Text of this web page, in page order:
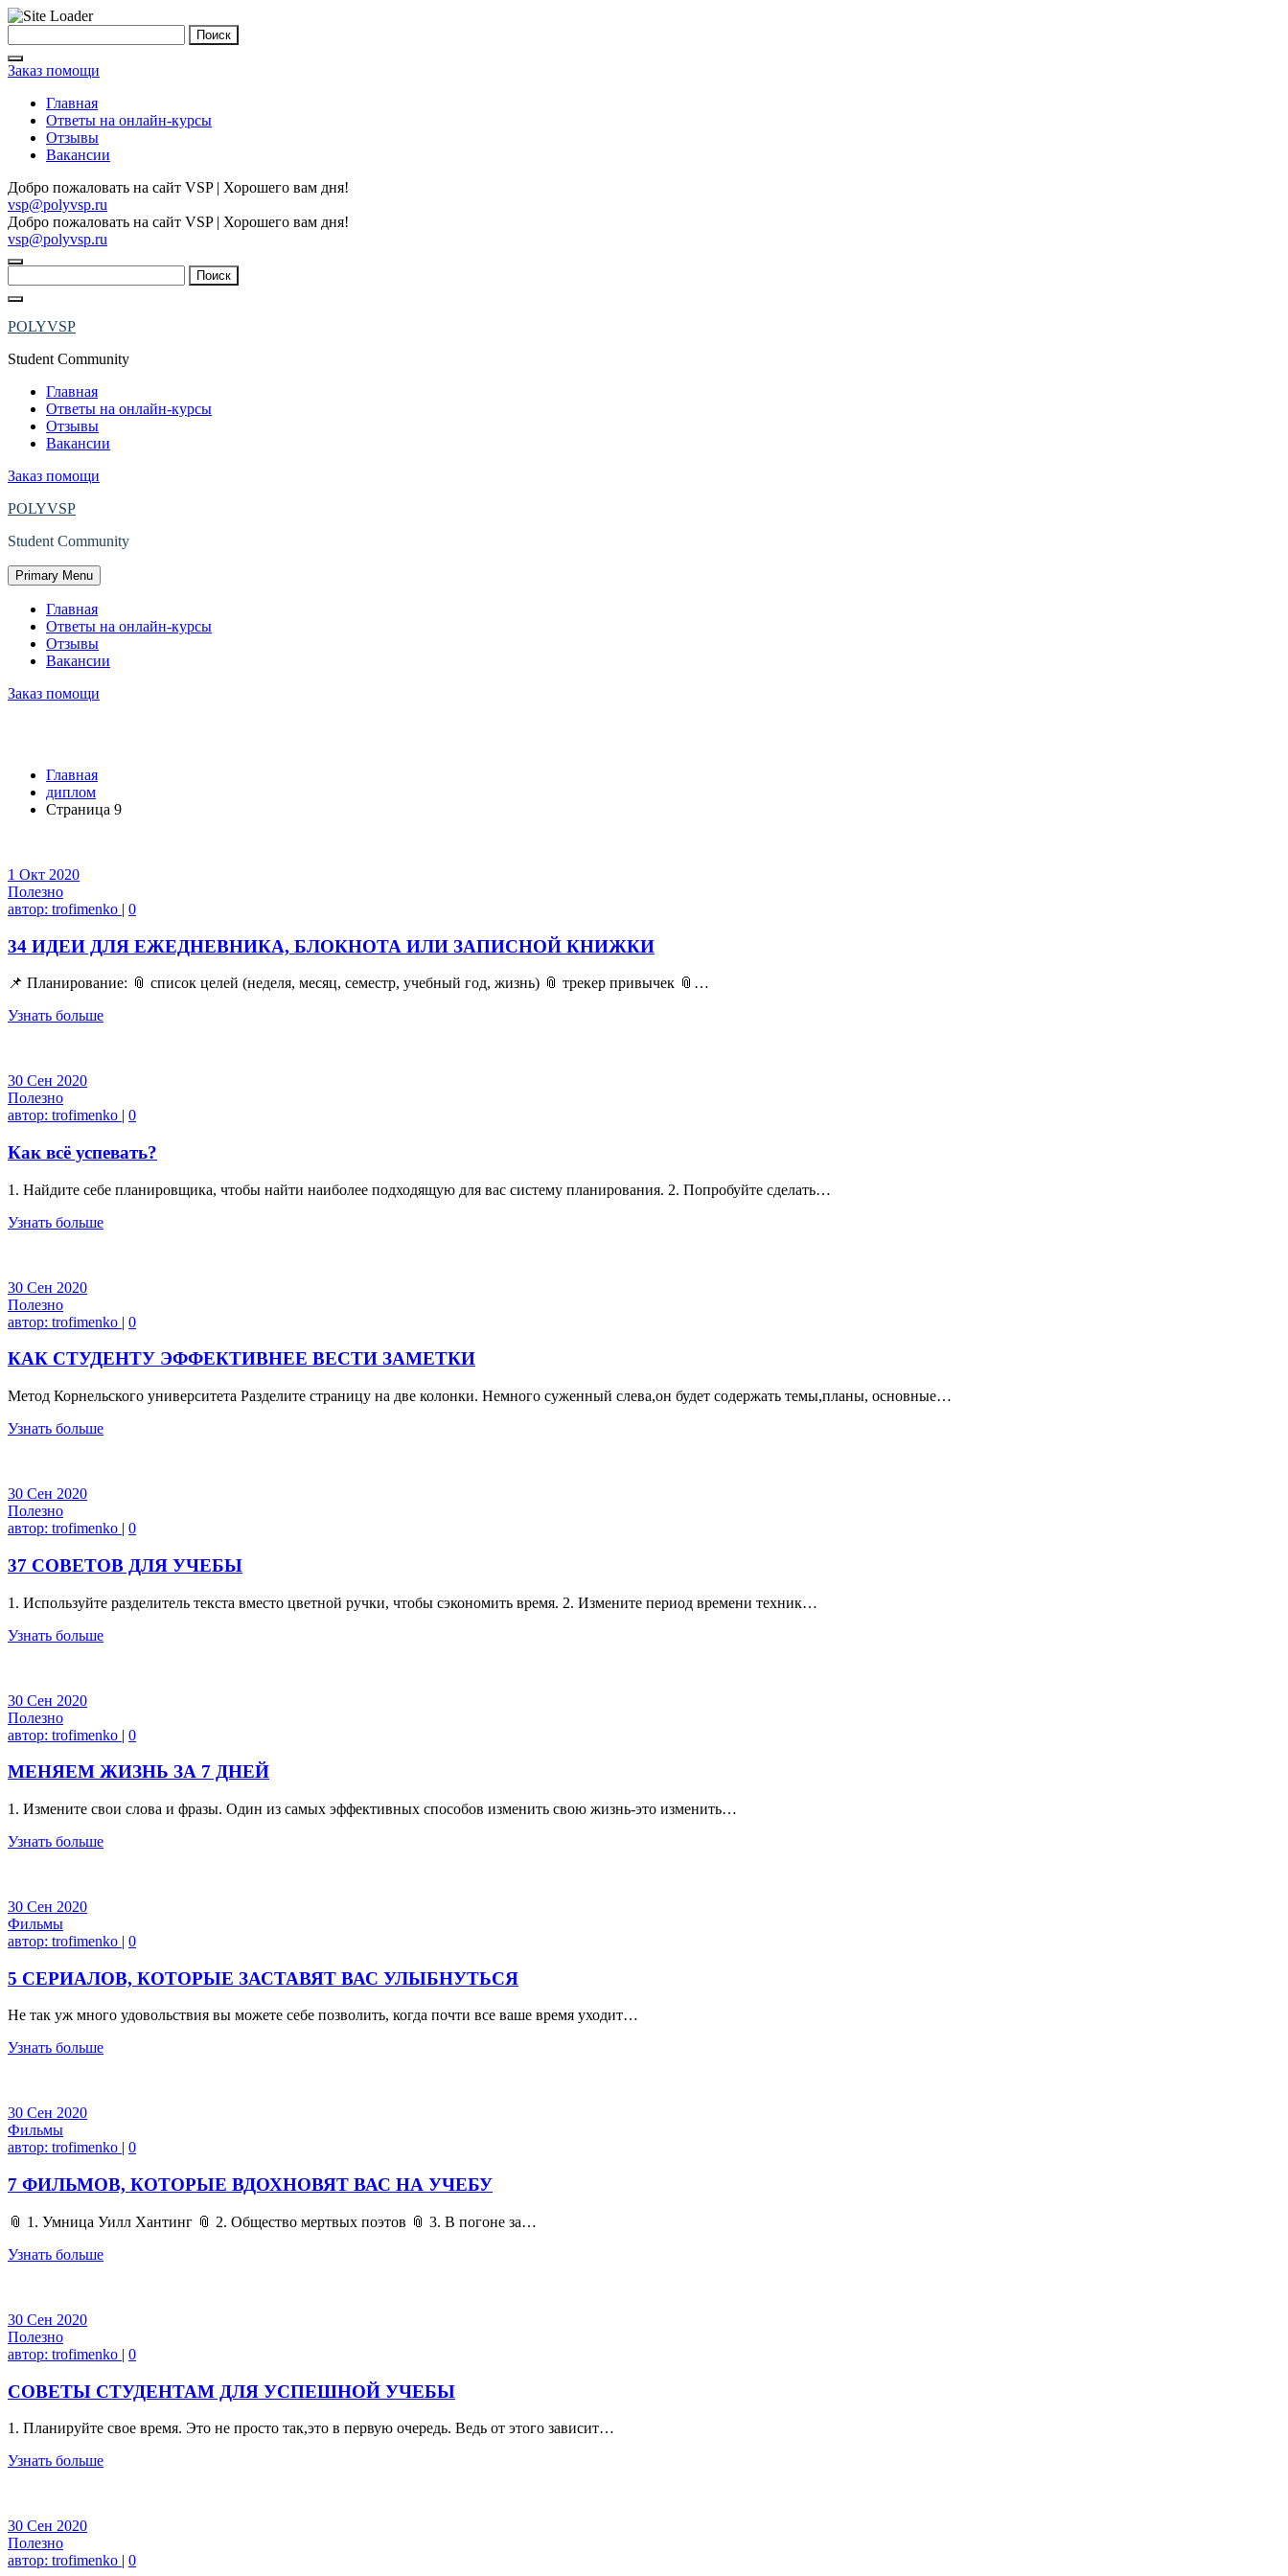
to
content
Заказ помощи
Главная
Ответы на онлайн-курсы
Отзывы
Вакансии
Добро пожаловать на сайт VSP | Хорошего вам дня!
vsp@polyvsp.ru
Добро пожаловать на сайт VSP | Хорошего вам дня!
vsp@polyvsp.ru
POLYVSP
Student Community
Главная
Ответы на онлайн-курсы
Отзывы
Вакансии
Заказ помощи
POLYVSP
Student Community
Primary Menu
Главная
Ответы на онлайн-курсы
Отзывы
Вакансии
Заказ помощи
Главная
диплом
Страница 9
1 Окт 2020
Полезно
автор: trofimenko | 0
34 ИДЕИ ДЛЯ ЕЖЕДНЕВНИКА, БЛОКНОТА ИЛИ ЗАПИСНОЙ КНИЖКИ
📌 Планирование: 📎 список целей (неделя, месяц, семестр, учебный год, жизнь) 📎 трекер привычек 📎…
Узнать больше
30 Сен 2020
Полезно
автор: trofimenko | 0
Как всё успевать?
1. Найдите себе планировщика, чтобы найти наиболее подходящую для вас систему планирования. 2. Попробуйте сделать…
Узнать больше
30 Сен 2020
Полезно
автор: trofimenko | 0
КАК СТУДЕНТУ ЭФФЕКТИВНЕЕ ВЕСТИ ЗАМЕТКИ
Метод Корнельского университета Разделите страницу на две колонки. Немного суженный слева,он будет содержать темы,планы, основные…
Узнать больше
30 Сен 2020
Полезно
автор: trofimenko | 0
37 СОВЕТОВ ДЛЯ УЧЕБЫ
1. Используйте разделитель текста вместо цветной ручки, чтобы сэкономить время. 2. Измените период времени техник…
Узнать больше
30 Сен 2020
Полезно
автор: trofimenko | 0
МЕНЯЕМ ЖИЗНЬ ЗА 7 ДНЕЙ
1. Измените свои слова и фразы. Один из самых эффективных способов изменить свою жизнь-это изменить…
Узнать больше
30 Сен 2020
Фильмы
автор: trofimenko | 0
5 СЕРИАЛОВ, КОТОРЫЕ ЗАСТАВЯТ ВАС УЛЫБНУТЬСЯ
Не так уж много удовольствия вы можете себе позволить, когда почти все ваше время уходит…
Узнать больше
30 Сен 2020
Фильмы
автор: trofimenko | 0
7 ФИЛЬМОВ, КОТОРЫЕ ВДОХНОВЯТ ВАС НА УЧЕБУ
📎 1. Умница Уилл Хантинг 📎 2. Общество мертвых поэтов 📎 3. В погоне за…
Узнать больше
30 Сен 2020
Полезно
автор: trofimenko | 0
СОВЕТЫ СТУДЕНТАМ ДЛЯ УСПЕШНОЙ УЧЕБЫ
1. Планируйте свое время. Это не просто так,это в первую очередь. Ведь от этого зависит…
Узнать больше
30 Сен 2020
Полезно
автор: trofimenko | 0